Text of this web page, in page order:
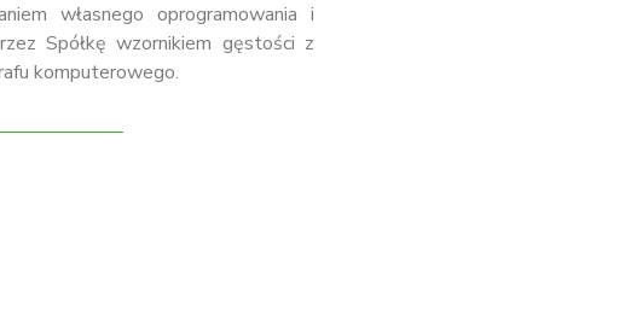
własnego oprogramowania i
Spółkę wzornikiem gęstości z
komputerowego.